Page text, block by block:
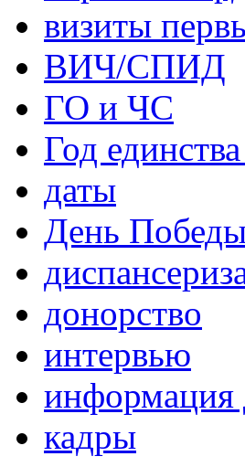
визиты
ВИЧ/СПИД
ГО и ЧС
Год
даты
День
донорство
интервью
информация
кадры